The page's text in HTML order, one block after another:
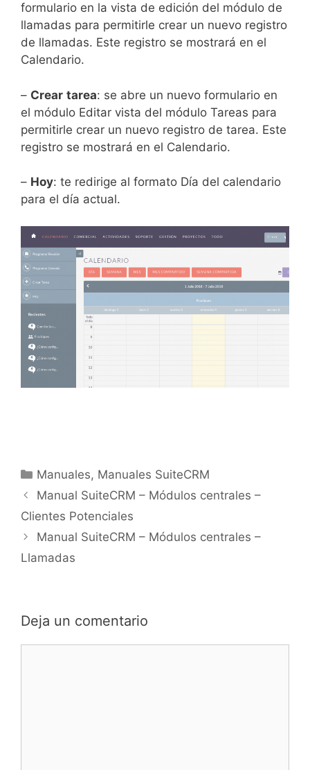
formulario en la vista de edición del módulo de
llamadas para permitirle crear un nuevo registro
de llamadas. Este registro se mostrará en el
Calendario.
– Crear tarea: se abre un nuevo formulario en
el módulo Editar vista del módulo Tareas para
permitirle crear un nuevo registro de tarea. Este
registro se mostrará en el Calendario.
– Hoy: te redirige al formato Día del calendario
para el día actual.
Manuales, Manuales SuiteCRM
Manual SuiteCRM – Módulos centrales –
Clientes Potenciales
Manual SuiteCRM – Módulos centrales –
Llamadas
Deja un comentario